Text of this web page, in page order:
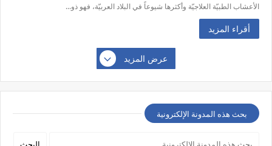
الأعشاب الطبيّة العلاجيّة وأكثرها شيوعاً في البلاد العربيّة، فهو ذو...
أقراء المزيد
عرض المزيد
بحث هذه المدونة الإلكترونية